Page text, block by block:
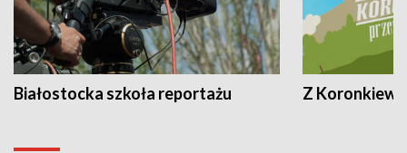
Białostocka szkoła reportażu Z